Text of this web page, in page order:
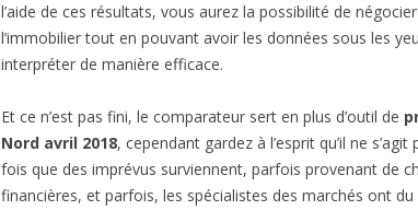
l’aide de ces résultats, vous aurez la possibilité de
l’immobilier tout en pouvant avoir les données sous les
interpréter de manière efficace.
Et ce n’est pas fini, le comparateur sert en plus d’outil de
Nord avril 2018, cependant gardez à l’esprit qu’il ne
fois que des imprévus surviennent, parfois provenant de
financières, et parfois, les spécialistes des marchés ont